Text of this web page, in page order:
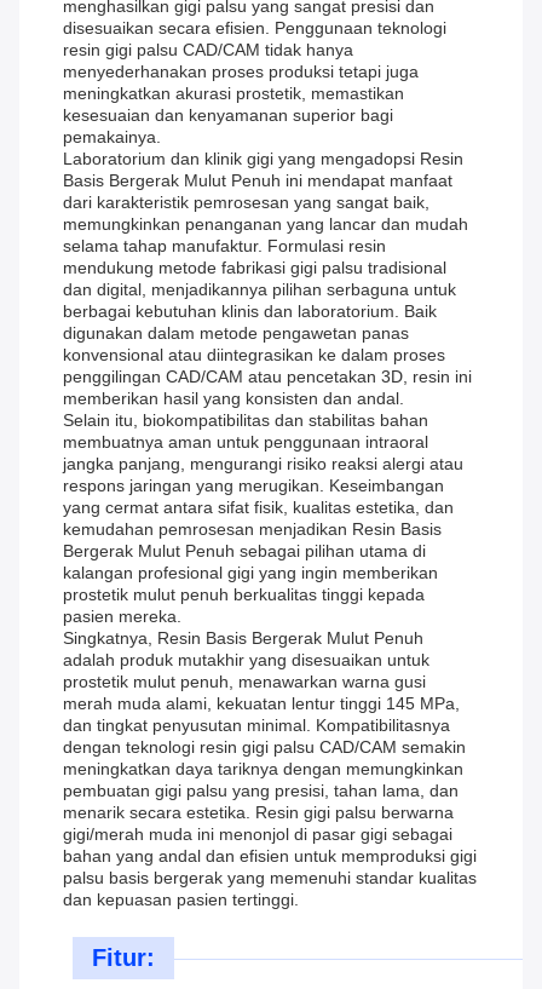
menghasilkan gigi palsu yang sangat presisi dan
disesuaikan secara efisien. Penggunaan teknologi
resin gigi palsu CAD/CAM tidak hanya
menyederhanakan proses produksi tetapi juga
meningkatkan akurasi prostetik, memastikan
kesesuaian dan kenyamanan superior bagi
pemakainya.
Laboratorium dan klinik gigi yang mengadopsi Resin
Basis Bergerak Mulut Penuh ini mendapat manfaat
dari karakteristik pemrosesan yang sangat baik,
memungkinkan penanganan yang lancar dan mudah
selama tahap manufaktur. Formulasi resin
mendukung metode fabrikasi gigi palsu tradisional
dan digital, menjadikannya pilihan serbaguna untuk
berbagai kebutuhan klinis dan laboratorium. Baik
digunakan dalam metode pengawetan panas
konvensional atau diintegrasikan ke dalam proses
penggilingan CAD/CAM atau pencetakan 3D, resin ini
memberikan hasil yang konsisten dan andal.
Selain itu, biokompatibilitas dan stabilitas bahan
membuatnya aman untuk penggunaan intraoral
jangka panjang, mengurangi risiko reaksi alergi atau
respons jaringan yang merugikan. Keseimbangan
yang cermat antara sifat fisik, kualitas estetika, dan
kemudahan pemrosesan menjadikan Resin Basis
Bergerak Mulut Penuh sebagai pilihan utama di
kalangan profesional gigi yang ingin memberikan
prostetik mulut penuh berkualitas tinggi kepada
pasien mereka.
Singkatnya, Resin Basis Bergerak Mulut Penuh
adalah produk mutakhir yang disesuaikan untuk
prostetik mulut penuh, menawarkan warna gusi
merah muda alami, kekuatan lentur tinggi 145 MPa,
dan tingkat penyusutan minimal. Kompatibilitasnya
dengan teknologi resin gigi palsu CAD/CAM semakin
meningkatkan daya tariknya dengan memungkinkan
pembuatan gigi palsu yang presisi, tahan lama, dan
menarik secara estetika. Resin gigi palsu berwarna
gigi/merah muda ini menonjol di pasar gigi sebagai
bahan yang andal dan efisien untuk memproduksi gigi
palsu basis bergerak yang memenuhi standar kualitas
dan kepuasan pasien tertinggi.
Fitur: